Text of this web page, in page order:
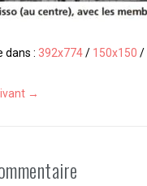
dans : 392x774/ 150x150 /
→